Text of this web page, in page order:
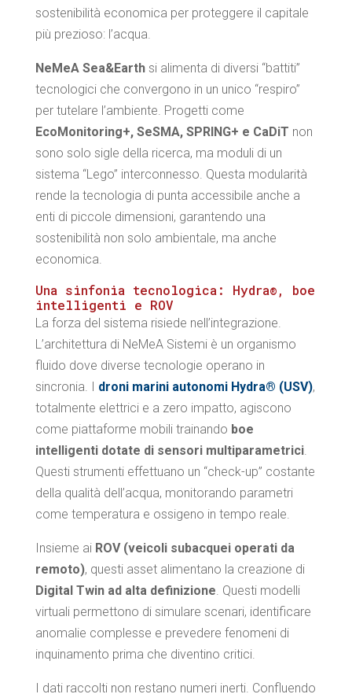
sostenibilità economica per proteggere il capitale
più prezioso: l’acqua.
NeMeA Sea&Earthsi alimenta di diversi “battiti”
tecnologici che convergono in un unico “respiro”
per tutelare l’ambiente. Progetti come
EcoMonitoring+, SeSMA, SPRING+ e CaDiT non
sono solo sigle della ricerca, ma moduli di un
sistema “Lego” interconnesso. Questa modularità
rende la tecnologia di punta accessibile anche a
enti di piccole dimensioni, garantendo una
sostenibilità non solo ambientale, ma anche
economica.
Una sinfonia tecnologica: Hydra®, boe
intelligenti e ROV
La forza del sistema risiede nell’integrazione.
L’architettura di NeMeA Sistemi è un organismo
fluido dove diverse tecnologie operano in
sincronia. I droni marini autonomi Hydra® (USV),
totalmente elettrici e a zero impatto, agiscono
come piattaforme mobili trainando boe
intelligenti dotate di sensori multiparametrici.
Questi strumenti effettuano un “check-up” costante
della qualità dell’acqua, monitorando parametri
come temperatura e ossigeno in tempo reale.
Insieme ai ROV (veicoli subacquei operati da
remoto), questi asset alimentano la creazione di
Digital Twin ad alta definizione . Questi modelli
virtuali permettono di simulare scenari, identificare
anomalie complesse e prevedere fenomeni di
inquinamento prima che diventino critici.
I dati raccolti non restano numeri inerti. Confluendo